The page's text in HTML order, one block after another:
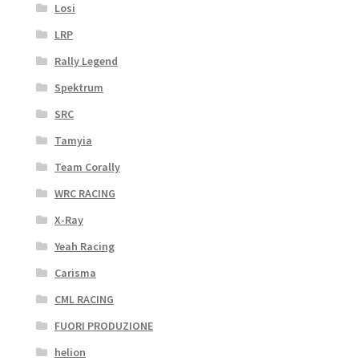
Losi
LRP
Rally Legend
Spektrum
SRC
Tamyia
Team Corally
WRC RACING
X-Ray
Yeah Racing
Carisma
CML RACING
FUORI PRODUZIONE
helion